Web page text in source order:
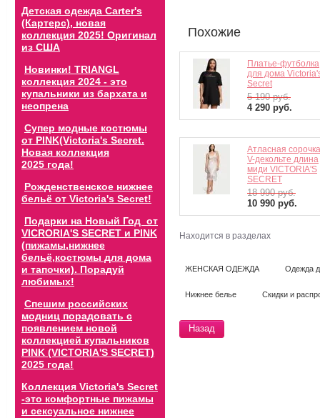
Детская одежда Carter's
(Картерс), новая
коллекция 2025! Оригинал
из США
Новинки! TRIANGL
коллекция 2024 - это
купальники из бархата и
неопрена
Супер модные костюмы
от PINK(Victoria's Secret.
Новая коллекция
2025 года!
Рожденственское нижнее
бельё от Victoria's Secret!
Подарки на Новый Год от
VICRORIA'S SECRET и PINK
(пижамы,нижнее
бельё,костюмы для дома
и тапочки). Порадуй
любимых!
Спешим российских
модниц порадовать с
появлением новой
коллекцией купальников
PINK (VICTORIA'S SECRET)
2025 года!
Коллекция Victoria's Secret
-это комфортные пижамы
и сексуальное нижнее
Похожие
Платье-футболка
для дома
Secret
5 190руб.
4 290 руб.
Атласная сорочка
V-декольте длина
миди VICTORIA'S
SECRET
18 990руб.
10 990 руб.
Находится в разделах
ЖЕНСКАЯ ОДЕЖДА Одежда
Нижнее белье Скидки и
Назад